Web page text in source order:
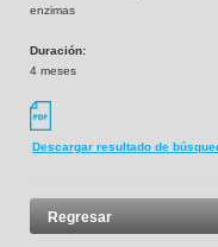
enzimas
Duración:
4 meses
Descargar resultado de
Regresar